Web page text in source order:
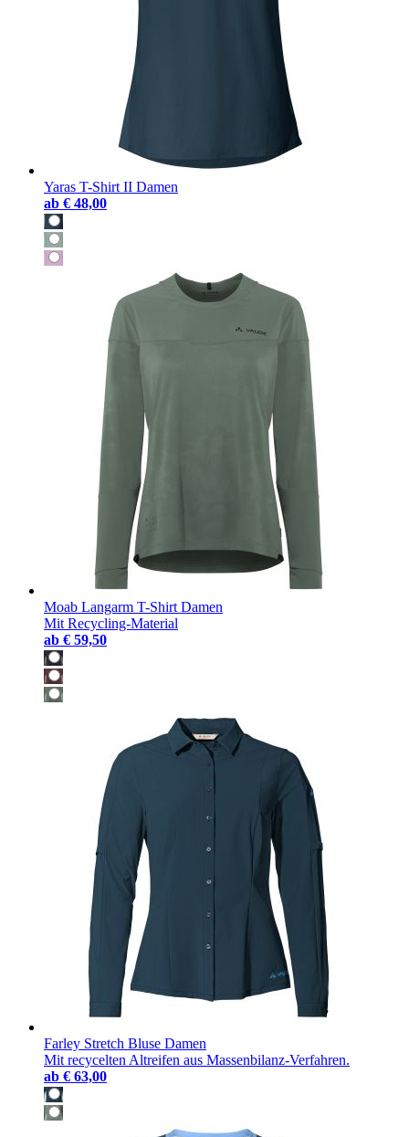
Yaras T-Shirt II Damen
ab € 48,00
Moab Langarm T-Shirt Damen
Mit Recycling-Material
ab € 59,50
Farley Stretch Bluse Damen
Mit recycelten Altreifen aus Massenbilanz-Verfahren.
ab € 63,00